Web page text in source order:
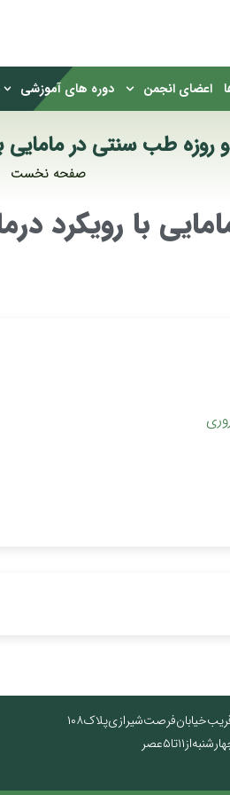
اعضای انجمن دوره های آموزشی
روزه طب سنتی در مامایی
صفحه نخست
با رویکرد
خیابان فرصت شیرازی پلاک ۱۰۸
۱۱ تا ۵ عصر